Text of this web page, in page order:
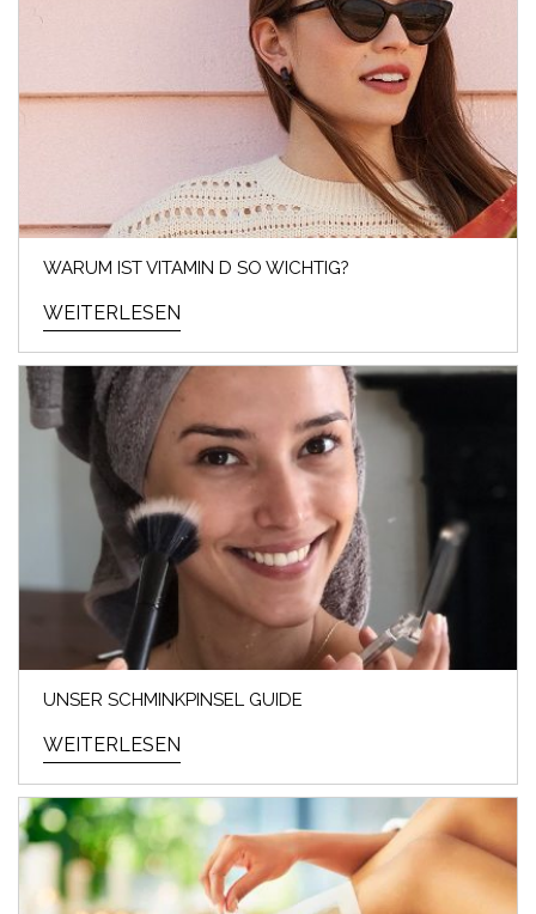
WARUM IST VITAMIN D SO WICHTIG?
WEITERLESEN
UNSER SCHMINKPINSEL GUIDE
WEITERLESEN